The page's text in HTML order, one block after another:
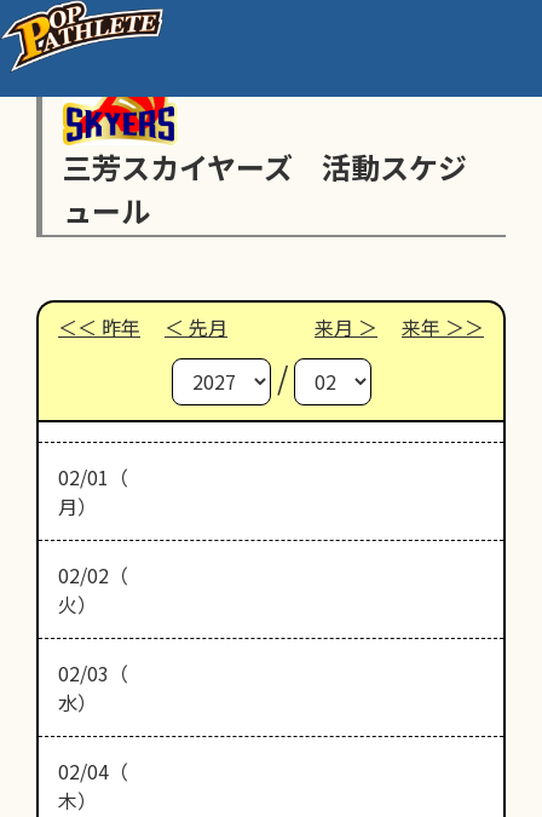
三芳スカイヤーズ 活動スケジ
ュール
昨年 先月 来月 来年
/
02/01（
月）
02/02（
火）
02/03（
水）
02/04（
木）